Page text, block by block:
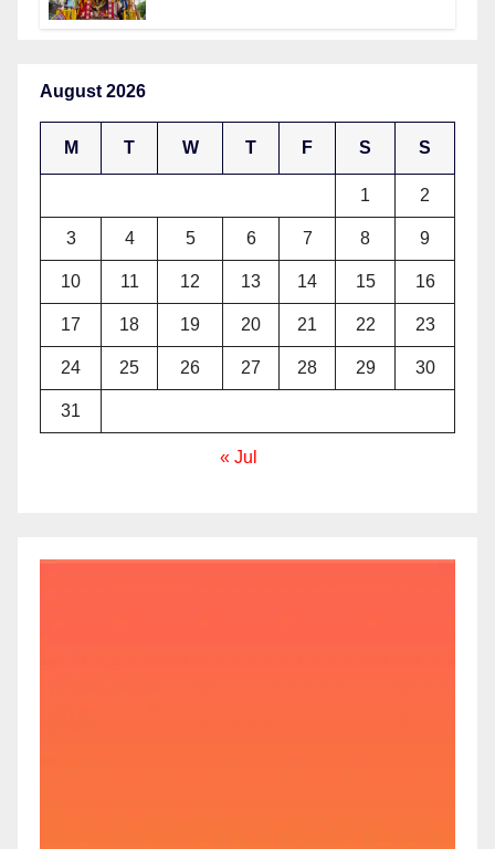
August 2026
M T W T F S S
1 2
3 4 5 6 7 8 9
10 11 12 13 14 15 16
17 18 19 20 21 22 23
24 25 26 27 28 29 30
31
« Jul